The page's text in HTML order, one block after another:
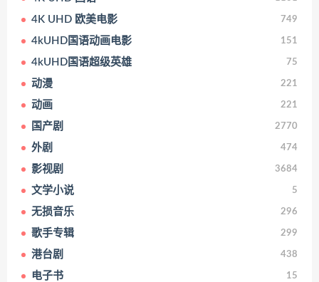
4K UHD 欧美电影 749
4kUHD国语动画电影 151
4kUHD国语超级英雄 75
动漫 221
动画 221
国产剧 2770
外剧 474
影视剧 3684
文学小说 5
无损音乐 296
歌手专辑 299
港台剧 438
电子书 15